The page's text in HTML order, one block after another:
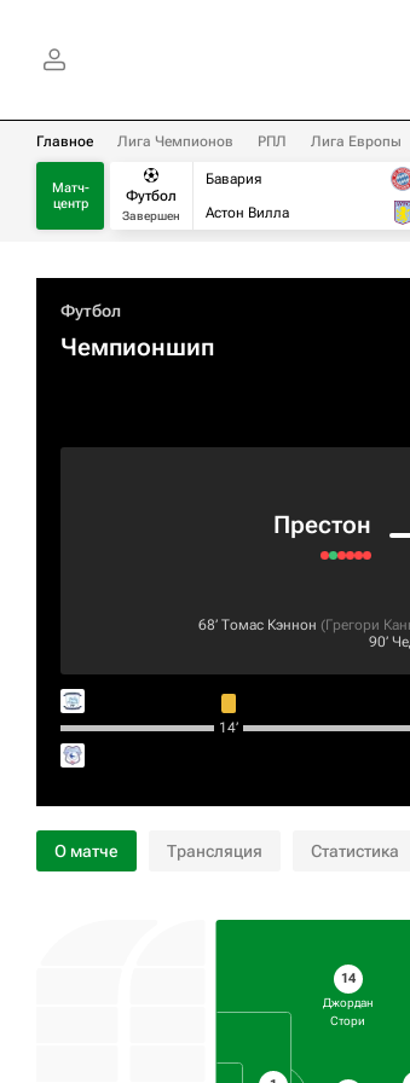
Главное Лига Чемпионов РПЛ Лига Европы
Матч-
центр
Футбол
Завершен
Бавария
Астон Вилла
Футбол
Чемпионшип
Престон
68‎’‎ Томас Кэннон (Грегори
90‎’‎
14‎’‎
О матче Трансляция Статистика
14
Джордан
Стори